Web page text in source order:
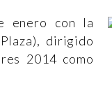
enero con la
dirigido
2014 como